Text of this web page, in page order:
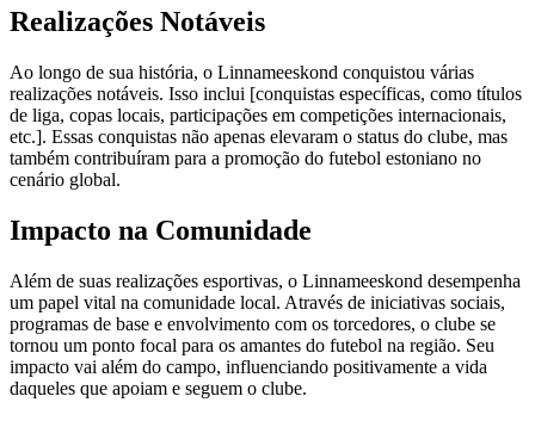
Realizações Notáveis
Ao longo de sua história, o Linnameeskond conquistou várias
realizações notáveis. Isso inclui [conquistas específicas, como títulos
de liga, copas locais, participações em competições internacionais,
etc.]. Essas conquistas não apenas elevaram o status do clube, mas
também contribuíram para a promoção do futebol estoniano no
cenário global.
Impacto na Comunidade
Além de suas realizações esportivas, o Linnameeskond desempenha
um papel vital na comunidade local. Através de iniciativas sociais,
programas de base e envolvimento com os torcedores, o clube se
tornou um ponto focal para os amantes do futebol na região. Seu
impacto vai além do campo, influenciando positivamente a vida
daqueles que apoiam e seguem o clube.